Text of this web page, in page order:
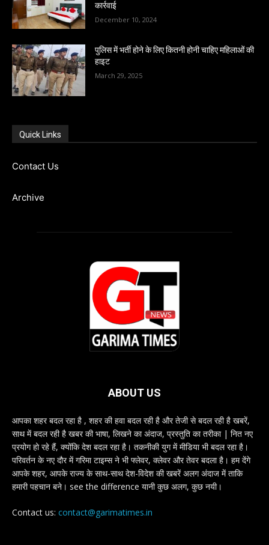
कार्रवाई
December 10, 2024
पुलिस में भर्ती होने के लिए कितनी होनी चाहिए महिलाओं की
हाइट
March 29, 2025
Quick Links
Contact Us
Archive
ABOUT US
आपका शहर बदल रहा है , शहर की हवा बदल रही है और तेजी से बदल रही है खबरें,
साथ में बदल रही है खबर की भाषा, लिखने का अंदाज, प्रस्तुति का तरीका | नित नए
प्रयोग हो रहे हैं, क्योंकि देश बदल रहा है। तकनीकी युग में मीडिया भी बदल रहा है।
परिवर्तन के नए दौर में गरिमा टाइम्स ने भी फ्लेवर, क्लेवर और तेवर बदला है। हम देंगे
आपके शहर, आपके राज्य के साथ-साथ देश-विदेश की खबरें अलग अंदाज में ताकि
हमारी पहचान बने। see the difference यानी कुछ अलग, कुछ नयी।
Contact us: contact@garimatimes.in